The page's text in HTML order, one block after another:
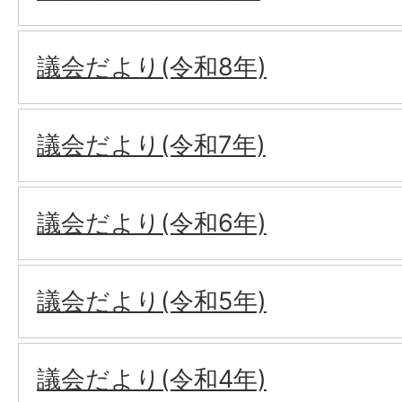
議会だより(令和8年)
議会だより(令和7年)
議会だより(令和6年)
議会だより(令和5年)
議会だより(令和4年)